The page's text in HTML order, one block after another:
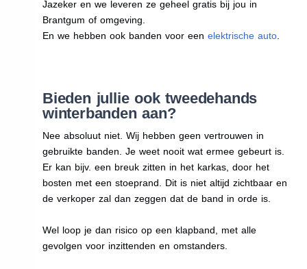
Jazeker en we leveren ze geheel gratis bij jou in
Brantgum of omgeving.
En we hebben ook banden voor een elektrische auto.
Bieden jullie ook tweedehands
winterbanden aan?
Nee absoluut niet. Wij hebben geen vertrouwen in
gebruikte banden. Je weet nooit wat ermee gebeurt is.
Er kan bijv. een breuk zitten in het karkas, door het
bosten met een stoeprand. Dit is niet altijd zichtbaar en
de verkoper zal dan zeggen dat de band in orde is.
Wel loop je dan risico op een klapband, met alle
gevolgen voor inzittenden en omstanders.